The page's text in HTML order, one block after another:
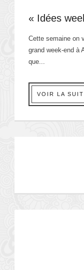
« Idées
Cette semaine on
grand week-end à
que...
VOIR LA